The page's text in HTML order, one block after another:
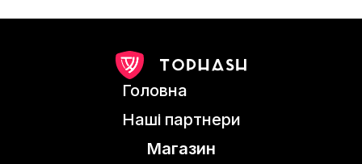
Головна
Наші партнери
Магазин